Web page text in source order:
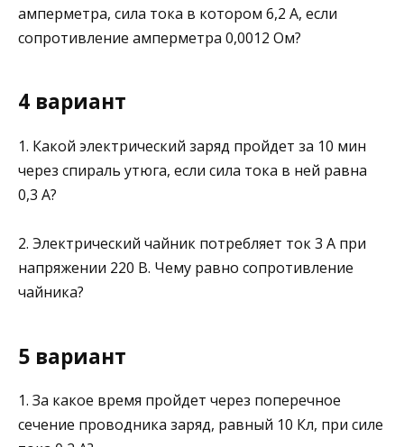
амперметра, сила тока в котором 6,2 А, если
сопротивление амперметра 0,0012 Ом?
4 вариант
1. Какой электрический заряд пройдет за 10 мин
через спираль утюга, если сила тока в ней равна
0,3 А?
2. Электрический чайник потребляет ток 3 А при
напря­жении 220 В. Чему равно сопротивление
чайника?
5 вариант
1. За какое время пройдет через поперечное
сечение проводника заряд, равный 10 Кл, при силе